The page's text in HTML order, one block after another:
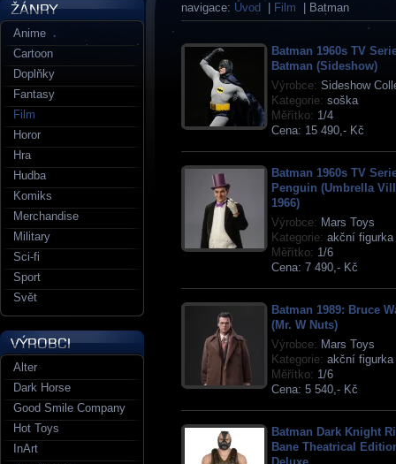
navigace: Úvod Film | Batman
Batman 1960s TV
Batman (Sideshow)
Výrobce: Sideshow
Kategorie: soška
Měřítko: 1/4
Cena: 15 490,- Kč
Batman 1960s TV
Penguin (Umbrella
1966)
Výrobce: Mars Toys
Kategorie: akční figurka
Měřítko: 1/6
Cena: 7 490,- Kč
Batman 1989: Bruce
(Mr. W Nuts)
Výrobce: Mars Toys
Kategorie: akční figurka
Měřítko: 1/6
Cena: 5 540,- Kč
Batman Dark Knight
Bane Theatrical
Anime
Cartoon
Doplňky
Fantasy
Film
Horor
Hra
Hudba
Komiks
Merchandise
Military
Sci-fi
Sport
Svět
Alter
Dark Horse
Good Smile Company
Hot Toys
InArt